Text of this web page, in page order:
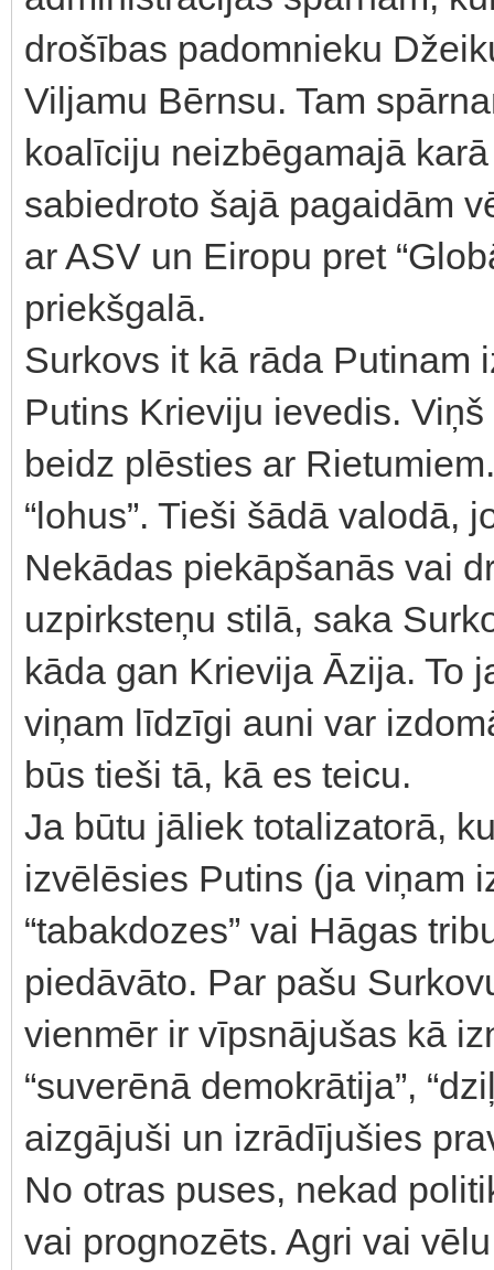
drošības padomnieku
Viljamu Bērnsu. Tam
koalīciju neizbēgamajā
sabiedroto šajā pagaidām
ar ASV un Eiropu pret
priekšgalā.
Surkovs it kā rāda Putinam
Putins Krieviju ievedis.
beidz plēsties ar
“lohus”. Tieši šādā valodā,
Nekādas piekāpšanās vai
uzpirksteņu stilā, saka
kāda gan Krievija Āzija. To
viņam līdzīgi auni var
būs tieši tā, kā es teicu.
Ja būtu jāliek totalizatorā,
izvēlēsies Putins (ja viņam
“tabakdozes” vai Hāgas
piedāvāto. Par pašu
vienmēr ir vīpsnājušas kā
“suverēnā demokrātija”,
aizgājuši un izrādījušies
No otras puses, nekad
vai prognozēts. Agri vai